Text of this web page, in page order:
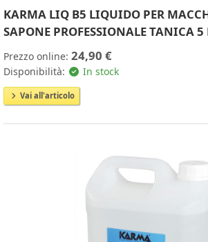
KARMA LIQ B5 LIQUIDO PER
SAPONE PROFESSIONALE TANICA 5
Prezzo online: 24,90 €
Disponibilità: In stock
Vai all'articolo